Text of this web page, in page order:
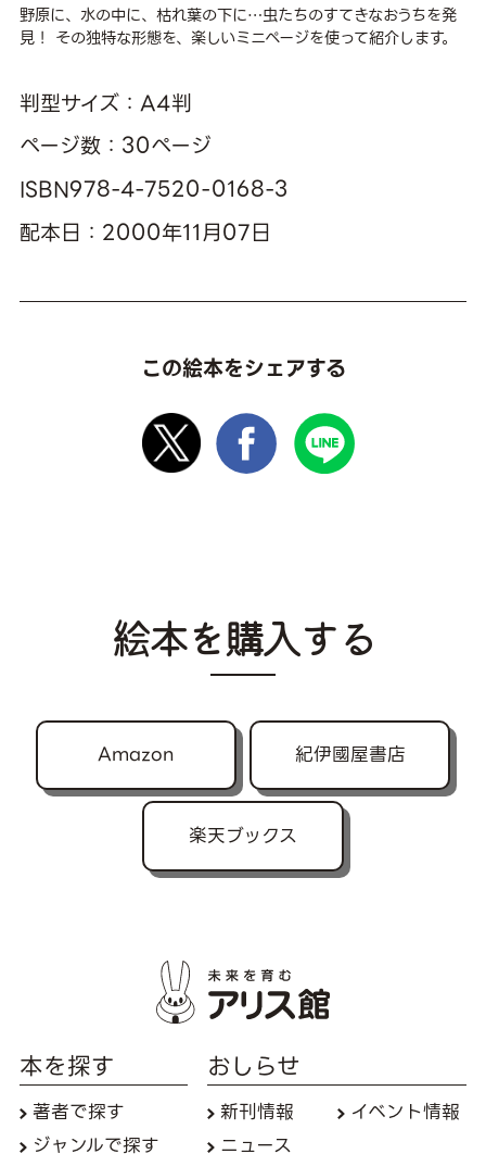
野原に、水の中に、枯れ葉の下に…虫たちのすてきなおうちを発
見！ その独特な形態を、楽しいミニページを使って紹介します。
判型サイズ：A4判
ページ数：30ページ
ISBN978-4-7520-0168-3
配本日：2000年11月07日
この絵本をシェアする
絵本を購入する
Amazon 紀伊國屋書店
楽天ブックス
本を探す
著者で探す
ジャンルで探す
おしらせ
新刊情報
イベント情報
ニュース